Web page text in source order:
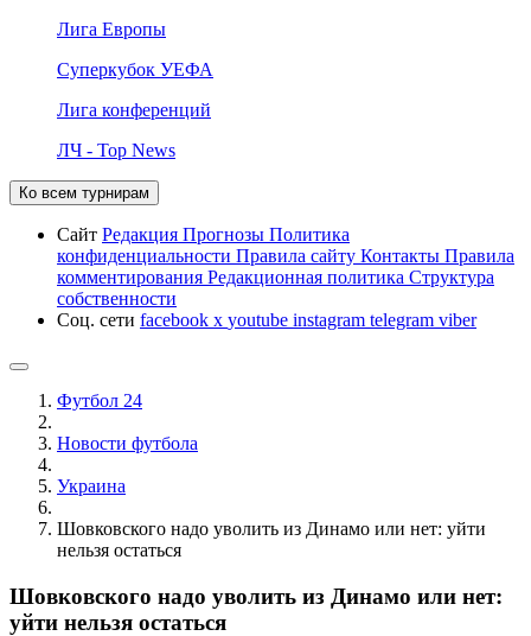
Лига Европы
Суперкубок УЕФА
Лига конференций
ЛЧ - Top News
Ко всем турнирам
Сайт Редакция Прогнозы Политика
конфиденциальности Правила сайту Контакты Правила
комментирования Редакционная политика Структура
собственности
Соц. сети facebook x youtube instagram telegram viber
Футбол 24
Новости футбола
Украина
Шовковского надо уволить из Динамо или нет: уйти
нельзя остаться
Шовковского надо уволить из Динамо или нет:
уйти нельзя остаться